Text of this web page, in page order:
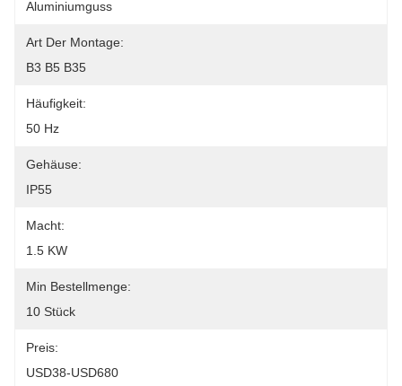
Aluminiumguss
Art Der Montage:
B3 B5 B35
Häufigkeit:
50 Hz
Gehäuse:
IP55
Macht:
1.5 KW
Min Bestellmenge:
10 Stück
Preis:
USD38-USD680